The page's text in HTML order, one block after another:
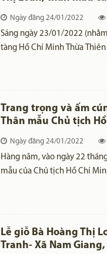
Ngày đăng24/01/2022
​Sáng ngày 23/01/2022
tàng Hồ Chí Minh Thừa
121 (1901 - 2022) của bà
Chí Minh) tại di tích lưu
Trang trọng và ấm
Thân mẫu Chủ tịch
Ngày đăng24/01/2022
Hàng năm, vào ngày 22
mẫu của Chủ tịch Hồ Chí
Lễ giỗ Bà Hoàng Thị
Tranh- Xã Nam